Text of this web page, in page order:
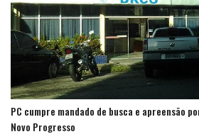
PC cumpre mandado de busca e apreensão
Novo Progresso